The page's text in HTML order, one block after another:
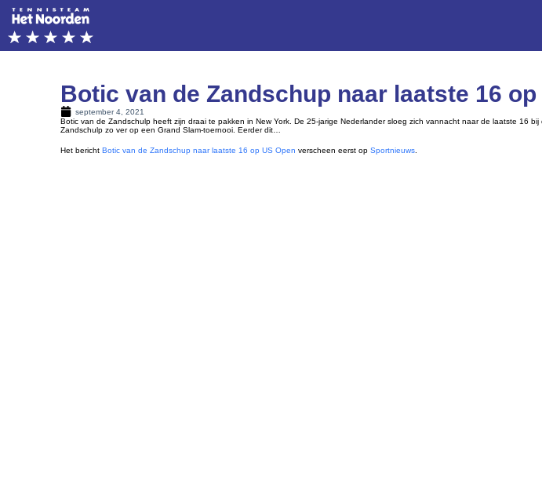
Botic van de Zandschup naar laatste 16 op
september 4, 2021
Botic van de Zandschulp heeft zijn draai te pakken in New York. De 25-jarige Nederlander sloeg zich vannacht naar de laatste 16
Zandschulp zo ver op een Grand Slam-toernooi. Eerder dit…
Het bericht Botic van de Zandschup naar laatste 16 op US Open verscheen eerst opSportnieuws.